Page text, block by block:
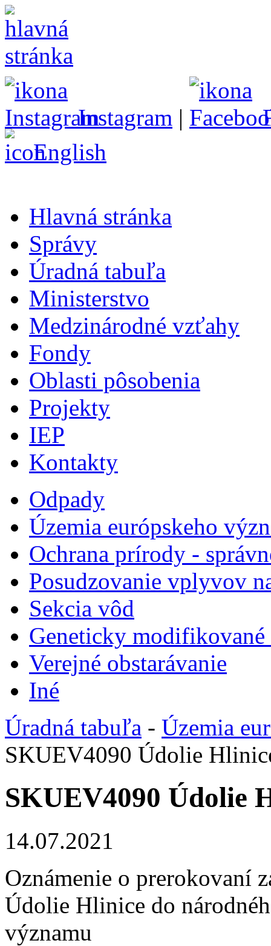
Instagram |
English
Hlavná stránka
Správy
Úradná tabuľa
Ministerstvo
Medzinárodné vzťahy
Fondy
Oblasti pôsobenia
Projekty
IEP
Kontakty
Odpady
Územia európskeho
Ochrana prírody -
Posudzovanie vplyvov
Sekcia vôd
Geneticky
Verejné obstarávanie
Iné
Úradná tabuľa - Územia
SKUEV4090 Údolie
SKUEV4090 Údolie
14.07.2021
Oznámenie o prerokovaní
Údolie Hlinice do
významu